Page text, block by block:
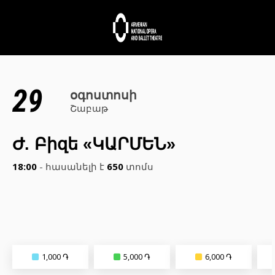
29 օգոստոսի
Շաբաթ
Ժ. Բիզե «ԿԱՐՄԵՆ»
18:00 - հասանելի է 650 տոմս
1,000 ֏ 5,000 ֏ 6,000 ֏